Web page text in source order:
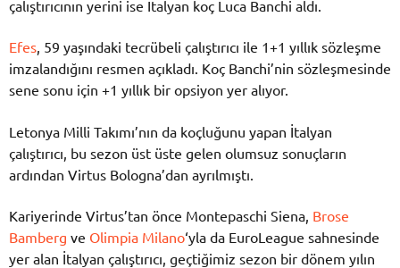
çalıştırıcının yerini ise İtalyan koç Luca Banchi aldı.
Efes, 59 yaşındaki tecrübeli çalıştırıcı ile 1+1 yıllık sözleşme
imzalandığını resmen açıkladı. Koç Banchi’nin sözleşmesinde
sene sonu için +1 yıllık bir opsiyon yer alıyor.
Letonya Milli Takımı’nın da koçluğunu yapan İtalyan
çalıştırıcı, bu sezon üst üste gelen olumsuz sonuçların
ardından Virtus Bologna’dan ayrılmıştı.
Kariyerinde Virtus’tan önce Montepaschi Siena, Brose
Bamberg ve Olimpia Milano‘yla da EuroLeague sahnesinde
yer alan İtalyan çalıştırıcı, geçtiğimiz sezon bir dönem yılın